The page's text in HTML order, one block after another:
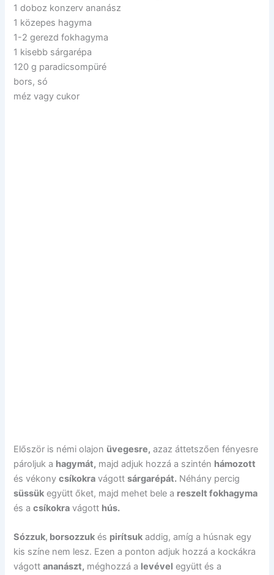
1 doboz konzerv ananász
1 közepes hagyma
1-2 gerezd fokhagyma
1 kisebb sárgarépa
120 g paradicsompüré
bors, só
méz vagy cukor
Először is némi olajon üvegesre, azaz áttetszően fényesre
pároljuk a hagymát, majd adjuk hozzá a szintén hámozott
és vékonycsíkokra vágottsárgarépát. Néhány percig
süssük együtt őket, majd mehet bele a reszelt fokhagyma
és acsíkokra vágott hús.
Sózzuk, borsozzuk és pirítsuk addig, amíg a húsnak egy
kis színe nem lesz. Ezen a ponton adjuk hozzá a kockákra
vágottananászt, méghozzá a levével együtt és a